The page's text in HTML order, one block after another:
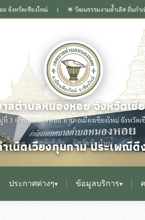
ใหม่ ❙ 🌟 วัฒนธรรมงามล้ำเลิศ ถิ่นกำเนิดเวียงกุมก
ลตำบลหนองหอย จังหวัดเชี
3 ตำบลหนองหอย อำเภอเมืองเชียงใหม่ จังหวัดเ
เนิดเวียงกุมกาม ประเพณี
ประกาศต่างๆ▾ ข้อมูลบริการ▾